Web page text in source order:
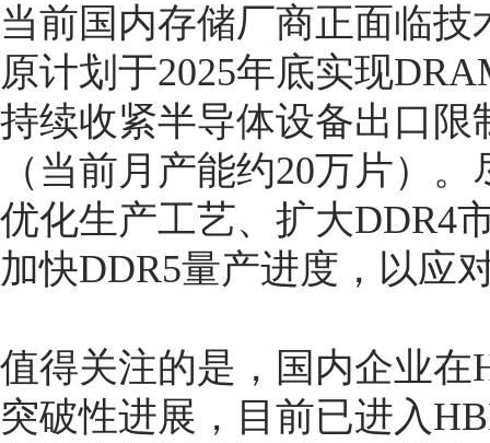
当前国内存储厂商正面临
原计划于2025年底实现
持续收紧半导体设备出口限
（当前月产能约20万片）
优化生产工艺、扩大DDR4
加快DDR5量产进度，以应
值得关注的是，国内企业
突破性进展，目前已进入